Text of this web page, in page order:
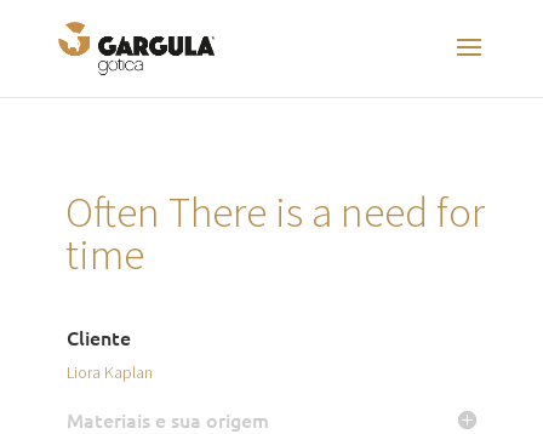
Often There is a need for
time
Cliente
Liora Kaplan
Materiais e sua origem